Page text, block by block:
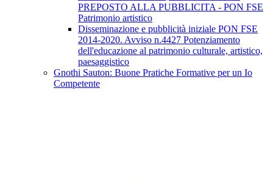
PREPOSTO ALLA PUBBLICITA - PON FSE
Patrimonio artistico
Disseminazione e pubblicità iniziale PON FSE
2014-2020. Avviso n.4427 Potenziamento
dell'educazione al patrimonio culturale, artistico,
paesaggistico
Gnothi Sauton: Buone Pratiche Formative per un Io
Competente